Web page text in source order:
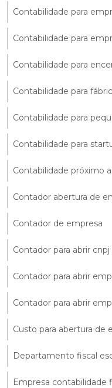
Contabilidade para
Contabilidade para
Contabilidade para
Contabilidade para
Contabilidade para
Contabilidade para
Contabilidade próximo
Contador abertura de
Contador de empresa
Contador para abrir cnpj
Contador para abrir
Contador para abrir
Custo para abertura de
Departamento fiscal
Empresa contabilidade